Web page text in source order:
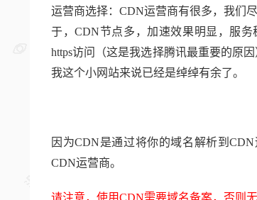
运营商选择：CDN运营商有很多，我们
于，CDN节点多，加速效果明显，服
https访问（这是我选择腾讯最重要的原
我这个小网站来说已经是绰绰有余了。
因为CDN是通过将你的域名解析到
CDN运营商。
请注意，使用CDN需要域名备案，否则无